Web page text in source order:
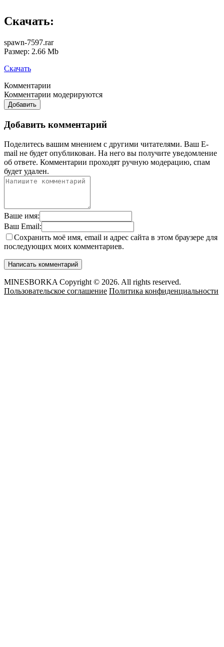
Скачать:
spawn-7597.rar
Размер: 2.66 Mb
Скачать
Комментарии
Комментарии модерируются
Добавить
Добавить комментарий
Поделитесь вашим мнением с другими читателями. Ваш E-
mail не будет опубликован. На него вы получите уведомление
об ответе. Комментарии проходят ручную модерацию, спам
будет удален.
Ваше имя:
Ваш Email:
Сохранить моё имя, email и адрес сайта в этом браузере для
последующих моих комментариев.
MINESBORKA Copyright © 2026. All rights reserved.
Пользовательское соглашение Политика конфиденциальности